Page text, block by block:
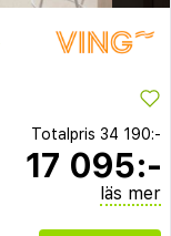
Totalpris 34 190:-
17 095:-
läs mer